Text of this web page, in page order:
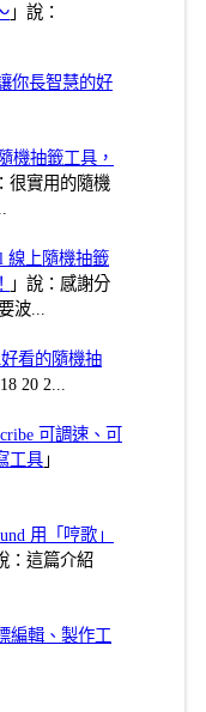
」說：
你長智慧的好
機抽籤工具，
很實用的隨機
線上隨機抽籤
」說：感謝分
波...
看的隨機抽
20 2...
可調速、可
工具 」
用「哼歌」
：這篇介紹
編輯、製作工